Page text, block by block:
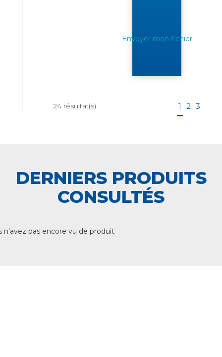
Envoyer mon fichier
24 résultat(s) 1 2 3
DERNIERS PRODUITS
CONSULTÉS
n'avez pas encore vu de produit